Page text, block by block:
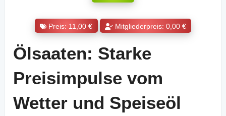
Preis: 11,00 € Mitgliederpreis: 0,00 €
Ölsaaten: Starke
Preisimpulse vom
Wetter und Speiseöl